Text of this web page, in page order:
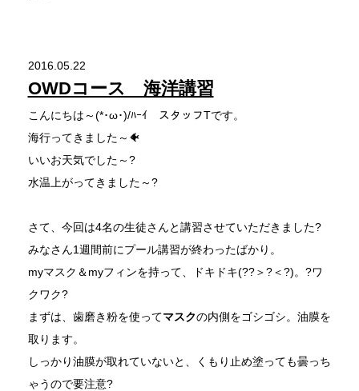
2016.05.22
OWDコース 海洋講習
こんにちは～(*･ω･)/ﾊｰｲ スタッフTです。
海行ってきました～🐠
いいお天気でした～?
水温上がってきました～?
さて、今回は4名の生徒さんと講習させていただきました?
みなさん1週間前にプール講習が終わったばかり。
myマスク＆myフィンを持って、ドキドキ(??＞?＜?)。?ワ
クワク?
まずは、歯磨き粉を使ってマスクの内側をゴシゴシ。油膜を
取ります。
しっかり油膜が取れていないと、くもり止め塗っても曇っち
ゃうので要注意?